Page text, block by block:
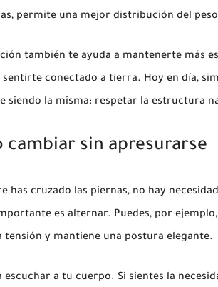
permite una mejor distribución del
también te ayuda a mantenerte más
conectado a tierra. Hoy en día,
siendo la misma: respetar la estructura
cambiar sin apresurarse
has cruzado las piernas, no hay
es alternar. Puedes, por
tensión y mantiene una postura elegante.
escuchar a tu cuerpo. Si sientes la